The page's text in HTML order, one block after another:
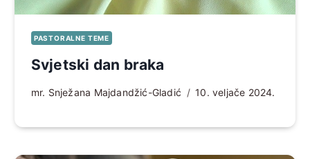
PASTORALNE TEME
Svjetski dan braka
mr. Snježana Majdandžić-Gladić 10. veljače 2024.